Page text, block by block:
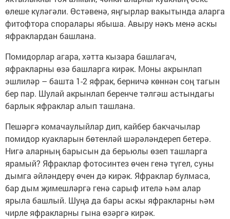
өлеше күләгәли. Өстәвенә, яңгырлар вакытында аларга
фитофтора споралары ябыша. Авыру нәкъ менә аскы
яфраклардан башлана.
Помидорлар агара, хәтта кызара башлагач,
яфракларны өзә башларга кирәк. Моны акрынлап
эшлиләр – башта 1-2 яфрак, берничә көннән соң тагын
бер пар. Шулай акрынлап беренче тәлгәш астындагы
барлык яфраклар алып ташлана.
Пешәргә комачаулыйлар дип, кайбер бакчачылар
помидор куакларын бөтенләй шәрәләндереп бетерә.
Нигә аларның барысын да берьюлы өзеп ташларга
ярамый? Яфраклар фотосинтез өчен генә түгел, суны
дымга әйләндерү өчен дә кирәк. Яфраклар булмаса,
бар дым җимешләргә генә сарыф ителә һәм алар
ярыла башлый. Шуңа да бары аскы яфракларны һәм
чирле яфракларны гына өзәргә кирәк.